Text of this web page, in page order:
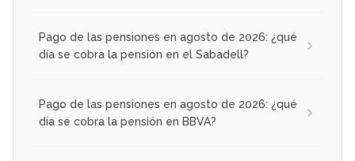
Pago de las pensiones en agosto de 2026: ¿qué
día se cobra la pensión en el Sabadell?
Pago de las pensiones en agosto de 2026: ¿qué
día se cobra la pensión en BBVA?